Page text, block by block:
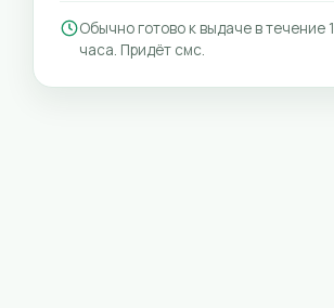
Обычно готово к выдаче в течение 1
часа. Придёт смс.